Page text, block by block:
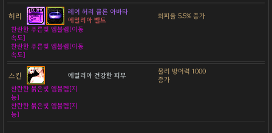
허리
레어 허리 클론 아바타
에밀리아 벨트
회피율 5.5% 증가
찬란한 푸른빛 엠블렘[이동
속도]
찬란한 푸른빛 엠블렘[이동
속도]
스킨 에밀리아 건강한 피부
물리 방어력 1000
증가
찬란한 붉은빛 엠블렘[지
능]
찬란한 붉은빛 엠블렘[지
능]